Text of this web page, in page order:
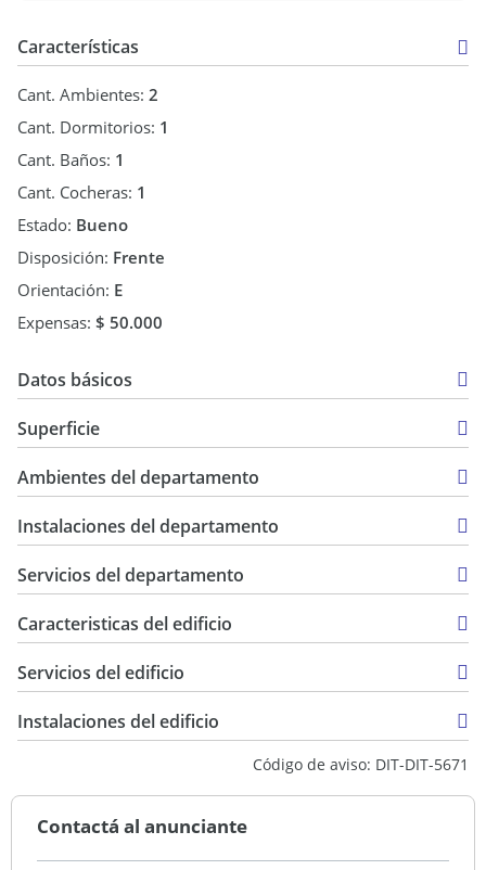
Características
Cant. Ambientes: 2
Cant. Dormitorios: 1
Cant. Baños: 1
Cant. Cocheras: 1
Estado: Bueno
Disposición: Frente
Orientación: E
Expensas: $ 50.000
Datos básicos
USD 35.000
Superficie
15 m2
50 m2
Ambientes del departamento
Instalaciones del departamento
Servicios del departamento
Caracteristicas del edificio
Servicios del edificio
Instalaciones del edificio
Código de aviso: DIT-DIT-5671
Contactá al anunciante